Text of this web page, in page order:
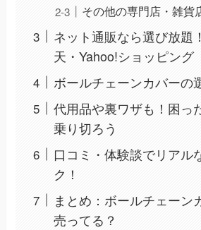
その他の専門店・雑貨
ネット通販なら選び放題
天・Yahoo!ショッピング
ボールチェーンカバーの
代用品や裏ワザも！困っ
乗り切ろう
口コミ・体験談でリアル
ク！
まとめ：ボールチェーン
売ってる？